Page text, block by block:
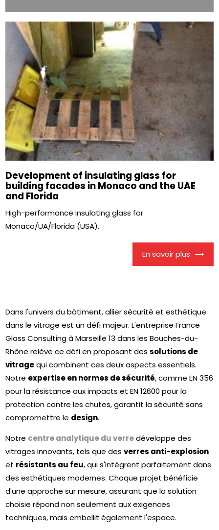
Development of insulating glass for
building facades in Monaco and the UAE
and Florida
High-performance insulating glass for
Monaco/UA/Florida (USA).
En savoir plus
Dans l'univers du bâtiment, allier sécurité et esthétique
dans le vitrage est un défi majeur. L'entreprise France
Glass Consulting à Marseille 13 dans les Bouches-du-
Rhône relève ce défi en proposant dessolutions de
vitragequi combinent ces deux aspects essentiels.
Notre expertise en normes de sécurité, comme EN 356
pour la résistance aux impacts et EN 12600 pour la
protection contre les chutes, garantit la sécurité sans
compromettre le design.
Notre centre analytique du verredéveloppe des
vitrages innovants, tels que desverres anti-explosion
et résistants au feu, qui s'intègrent parfaitement dans
des esthétiques modernes. Chaque projet bénéficie
d'une approche sur mesure, assurant que la solution
choisie répond non seulement aux exigences
techniques, mais embellit également l'espace.